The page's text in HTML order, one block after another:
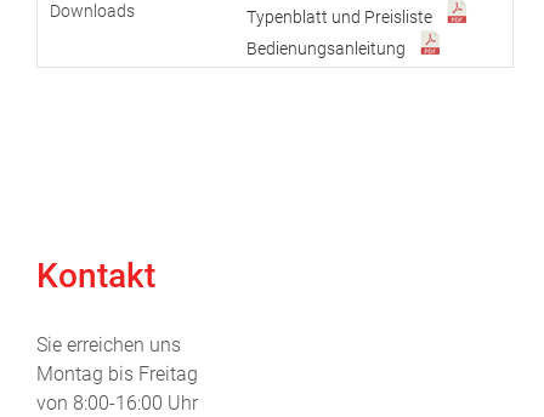
Downloads
Typenblatt und Preisliste
Bedienungsanleitung
Kontakt
Sie erreichen uns
Montag bis Freitag
von 8:00-16:00 Uhr